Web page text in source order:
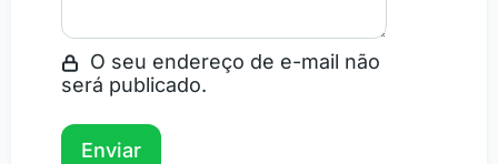
O seu endereço de e-mail não
será publicado.